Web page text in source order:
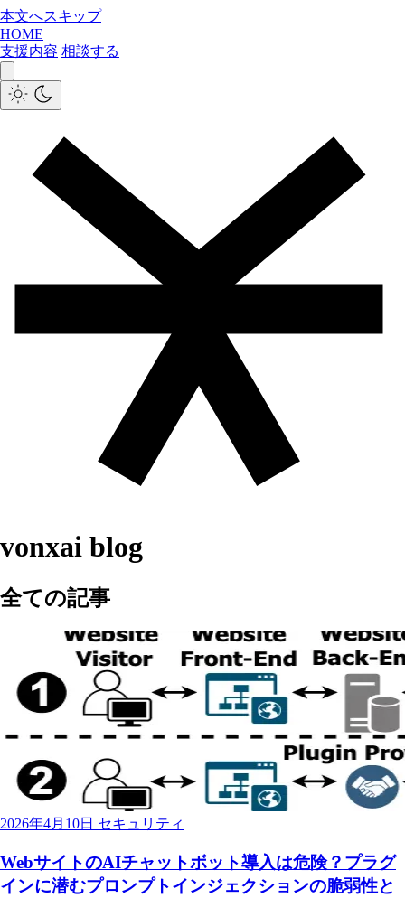
本文へスキップ
HOME
支援内容 相談する
vonxai blog
全ての記事
2026年4月10日 セキュリティ
WebサイトのAIチャットボット導入は危険？プラグ
インに潜むプロンプトインジェクションの脆弱性と